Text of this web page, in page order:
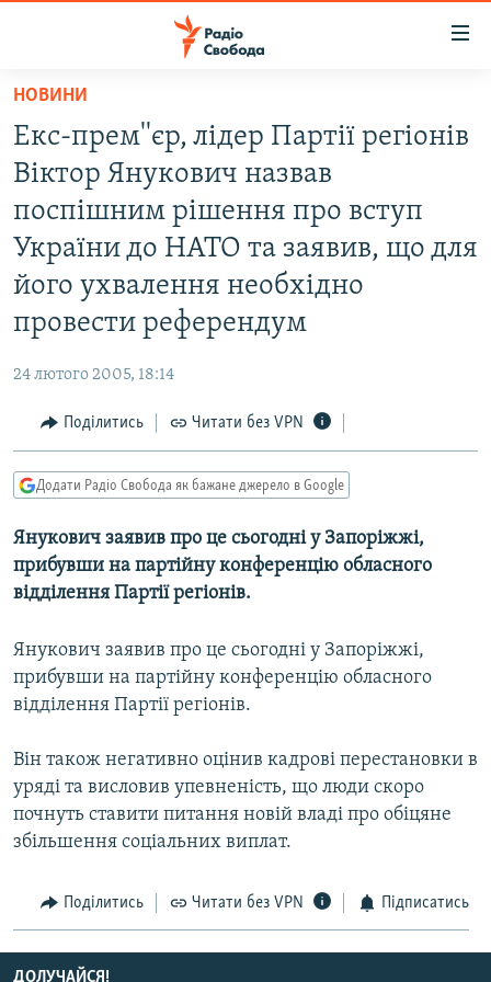
Перейти
основного
матеріалу
до
основної
навігації
до
РАДІО СВОБОДА – 70 РОКІВ
ВСЕ ЗА ДОБУ
ПОЛІТИКА
СУСПІЛЬСТВО
УКРАЇНА
СВІТ
ВІЙНА
РОСІЙСЬКА «ФІЛЬТРАЦІЯ»
ДОНБАС.РЕАЛІЇ
СХЕМИ
КИТАЙ.ВИКЛИКИ
ФОТО
СПЕЦПРОЄКТИ
КРИМ РЕАЛІЇ
РУС
УКР
КТАТ
НОВИНИ
Екс-прем''єр, лiдер Партiї регiонiв
Вiктор Янукович назвав
поспiшним рiшення про вступ
України до НАТО та заявив, що для
його ухвалення необхiдно
провести референдум
24 лютого 2005, 18:14
Поділитись Читати без VPN
Додати Радіо Свобода як бажане джерело в Google
Янукович заявив про це сьогодні у Запорiжжi,
прибувши на партiйну конференцiю обласного
вiддiлення Партiї регiонiв.
Янукович заявив про це сьогодні у Запорiжжi,
прибувши на партiйну конференцiю обласного
вiддiлення Партiї регiонiв.
Він також негативно оцiнив кадровi перестановки в
урядi та висловив упевненiсть, що люди скоро
почнуть ставити питання новiй владi про обiцяне
збiльшення соцiальних виплат.
Поділитись Читати без VPN Підписатись
ДОЛУЧАЙСЯ!